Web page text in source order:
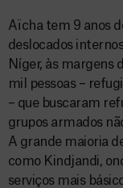
Aïcha tem 9 anos
deslocados
Níger, às margens
mil pessoas –
– que buscaram
grupos armados
A grande maioria
como Kindjandi,
serviços mais